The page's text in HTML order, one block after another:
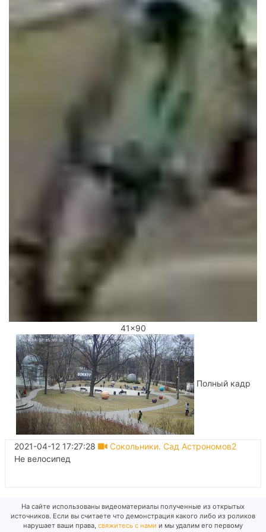
41x90
Полный кадр
2021-04-12 17:27:28
Сокольники. Сад Астрономов2
Не велосипед
На сайте использованы видеоматериалы полученные из открытых
источников. Если вы считаете что демонстрация какого либо из роликов
нарушает ваши права, свяжитесь с нами и мы удалим его первому